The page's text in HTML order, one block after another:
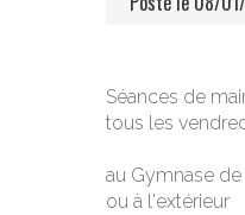
Séances de
tous les
au Gymnase de
ou à l'extérieur